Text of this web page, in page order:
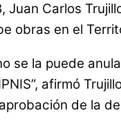
Juan Carlos
obras en el
se la puede
afirmó
de la